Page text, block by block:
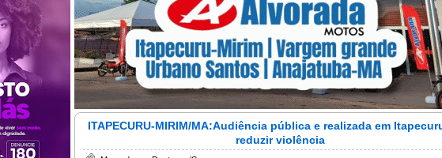
ITAPECURU-MIRIM/MA:Audiência pública e realizada em
reduzir violência